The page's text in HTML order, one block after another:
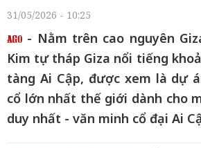
31/05/2026 - 10:25
- Nằm trên cao nguyên
Kim tự tháp Giza nổi tiếng
tàng Ai Cập, được xem là dự
cổ lớn nhất thế giới dành cho
duy nhất - văn minh cổ đại Ai